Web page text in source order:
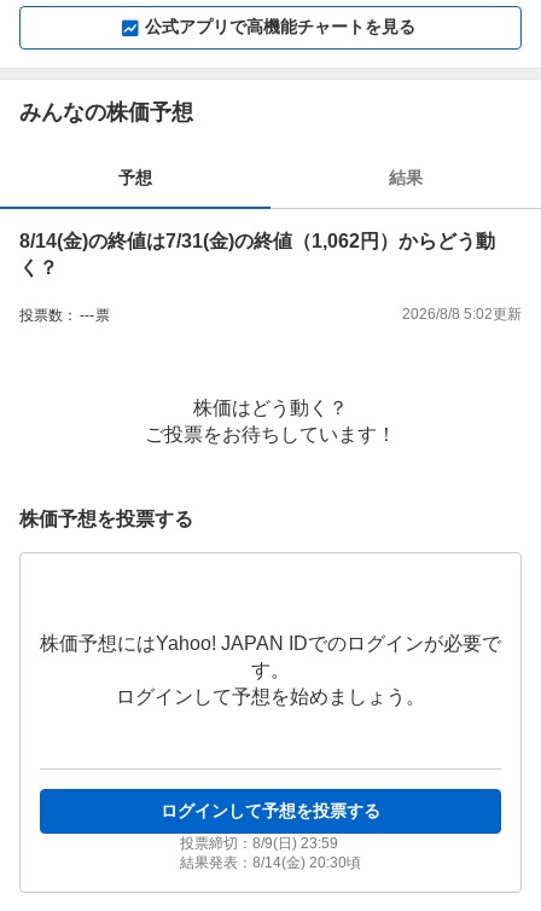
公式アプリで高機能チャートを見る
みんなの株価予想
予想 結果
8/14(金)の終値は7/31(金)の終値（1,062円）からどう動
く？
投票数： ---票 2026/8/8 5:02更新
株価はどう動く？
ご投票をお待ちしています！
株価予想を投票する
株価予想にはYahoo! JAPAN IDでのログインが必要で
す。
ログインして予想を始めましょう。
ログインして予想を投票する
投票締切： 8/9(日) 23:59
結果発表： 8/14(金) 20:30頃